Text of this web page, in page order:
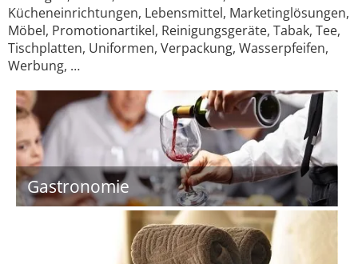
Kücheneinrichtungen, Lebensmittel, Marketinglösungen,
Möbel, Promotionartikel, Reinigungsgeräte, Tabak, Tee,
Tischplatten, Uniformen, Verpackung, Wasserpfeifen,
Werbung, …
Gastronomie